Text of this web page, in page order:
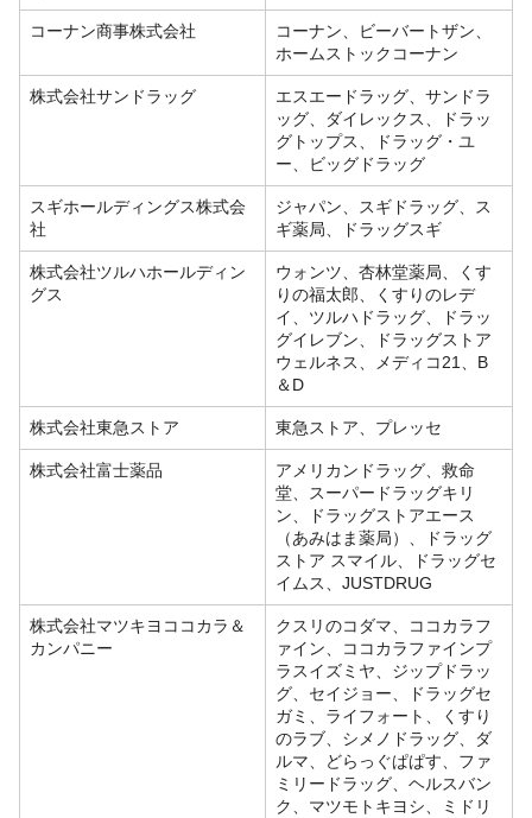
コーナン商事株式会社
コーナン、ビーバートザン、
ホームストックコーナン
株式会社サンドラッグ
エスエードラッグ、サンドラ
ッグ、ダイレックス、ドラッ
グトップス、ドラッグ・ユ
ー、ビッグドラッグ
スギホールディングス株式会
社
ジャパン、スギドラッグ、ス
ギ薬局、ドラッグスギ
株式会社ツルハホールディン
グス
ウォンツ、杏林堂薬局、くす
りの福太郎、くすりのレデ
イ、ツルハドラッグ、ドラッ
グイレブン、ドラッグストア
ウェルネス、メディコ21、B
＆D
株式会社東急ストア 東急ストア、プレッセ
株式会社富士薬品
アメリカンドラッグ、救命
堂、スーパードラッグキリ
ン、ドラッグストアエース
（あみはま薬局）、ドラッグ
ストア スマイル、ドラッグセ
イムス、JUSTDRUG
株式会社マツキヨココカラ＆
カンパニー
クスリのコダマ、ココカラフ
ァイン、ココカラファインプ
ラスイズミヤ、ジップドラッ
グ、セイジョー、ドラッグセ
ガミ、ライフォート、くすり
のラブ、シメノドラッグ、ダ
ルマ、どらっぐぱぱす、ファ
ミリードラッグ、ヘルスバン
ク、マツモトキヨシ、ミドリ